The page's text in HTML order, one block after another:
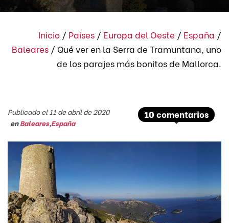
Inicio / Países / Europa del Oeste / España /
Baleares / Qué ver en la Serra de Tramuntana, uno
de los parajes más bonitos de Mallorca.
10 comentarios
Publicado el 11 de abril de 2020
enBaleares,España